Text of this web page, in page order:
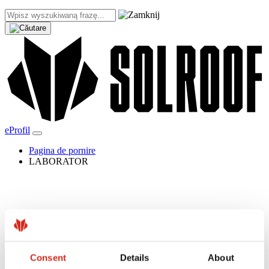
Consent Details About
eProfil
Pagina de pornire
LABORATOR
LABORATORUL DE CALITATE IMPRO